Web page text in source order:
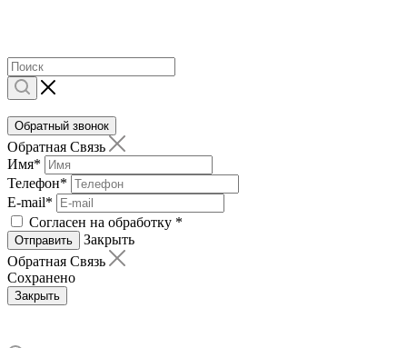
Обратный звонок
Обратная Связь
Имя*
Телефон*
E-mail*
Согласен на обработку *
Отправить
Закрыть
Обратная Связь
Сохранено
Закрыть